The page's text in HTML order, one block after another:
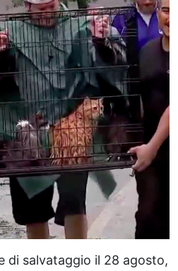
di salvataggio il 28 agosto,